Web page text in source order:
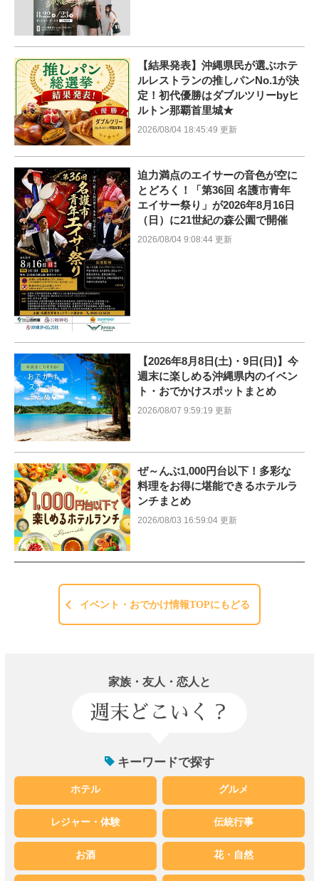
【結果発表】沖縄県民が選ぶホテ
ルレストランの推しパンNo.1が決
定！初代優勝はダブルツリーbyヒ
ルトン那覇首里城★
2026/08/04 18:45:49 更新
迫力満点のエイサーの音色が空に
とどろく！「第36回 名護市青年
エイサー祭り」が2026年8月16日
（日）に21世紀の森公園で開催
2026/08/04 9:08:44 更新
【2026年8月8日(土)・9日(日)】今
週末に楽しめる沖縄県内のイベン
ト・おでかけスポットまとめ
2026/08/07 9:59:19 更新
ぜ～んぶ1,000円台以下！多彩な
料理をお得に堪能できるホテルラ
ンチまとめ
2026/08/03 16:59:04 更新
イベント・おでかけ情報TOPにもどる
家族・友人・恋人と
週末どこいく？
キーワードで探す
ホテル グルメ
レジャー・体験 伝統行事
お酒 花・自然